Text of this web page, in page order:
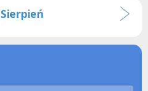
Sierpień